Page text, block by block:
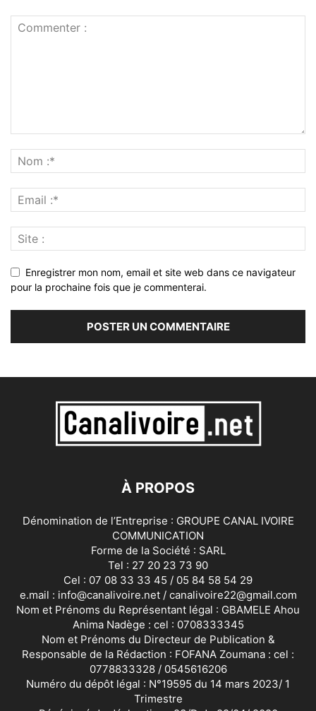
Enregistrer mon nom, email et site web dans ce navigateur
pour la prochaine fois que je commenterai.
À PROPOS
Dénomination de l’Entreprise : GROUPE CANAL IVOIRE
COMMUNICATION
Forme de la Société : SARL
Tel : 27 20 23 73 90
Cel : 07 08 33 33 45 / 05 84 58 54 29
e.mail : info@canalivoire.net / canalivoire22@gmail.com
Nom et Prénoms du Représentant légal : GBAMELE Ahou
Anima Nadège : cel : 0708333345
Nom et Prénoms du Directeur de Publication &
Responsable de la Rédaction : FOFANA Zoumana : cel :
0778833328 / 0545616206
Numéro du dépôt légal : N°19595 du 14 mars 2023/ 1
Trimestre